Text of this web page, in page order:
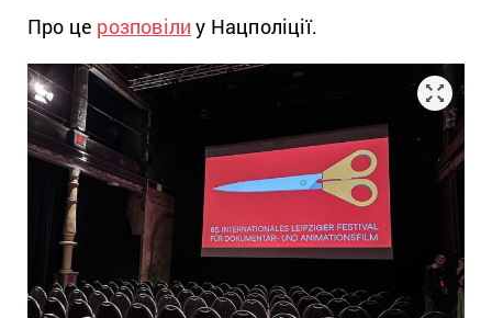
Про це розповіли у Нацполіції.